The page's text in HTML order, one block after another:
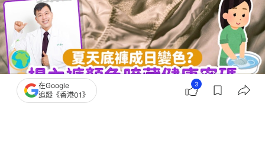
撰文：奶茶妹
在Google
追蹤《香港01》
3